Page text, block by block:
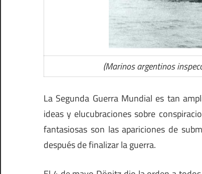
(Marinos argentinos
La Segunda Guerra Mundial es tan
ideas y elucubraciones sobre
fantasiosas son las apariciones de
después de finalizar la guerra.